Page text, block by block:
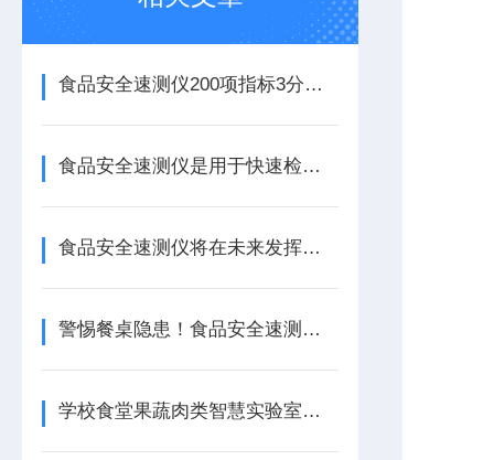
食品安全速测仪200项指标3分钟出结果，基层监管从“事后追责“转向“事前预警“
食品安全速测仪是用于快速检测食品安全性的设备
食品安全速测仪将在未来发挥更加重要的作用
警惕餐桌隐患！食品安全速测仪揭秘：瘦肉精、甲醛等非法添加一测便知
学校食堂果蔬肉类智慧实验室建设方案配置清单